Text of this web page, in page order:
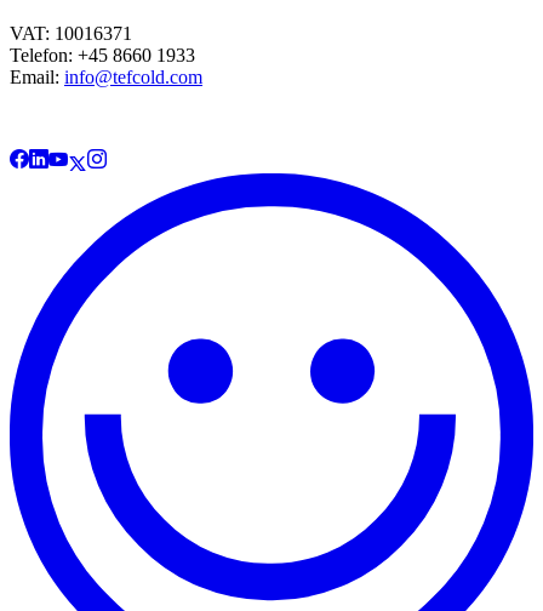
VAT: 10016371
Telefon: +45 8660 1933
Email: info@tefcold.com